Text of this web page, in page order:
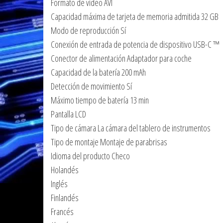
Formato de video AVI
Capacidad máxima de tarjeta de memoria admitida 32 GB
Modo de reproducción Sí
Conexión de entrada de potencia de dispositivo USB-C ™
Conector de alimentación Adaptador para coche
Capacidad de la batería 200 mAh
Detección de movimiento Sí
Máximo tiempo de batería 13 min
Pantalla LCD
Tipo de cámara La cámara del tablero de instrumentos
Tipo de montaje Montaje de parabrisas
Idioma del producto Checo
Holandés
Inglés
Finlandés
Francés